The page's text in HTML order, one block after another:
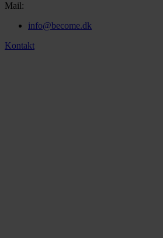
Mail:
info@become.dk
Kontakt